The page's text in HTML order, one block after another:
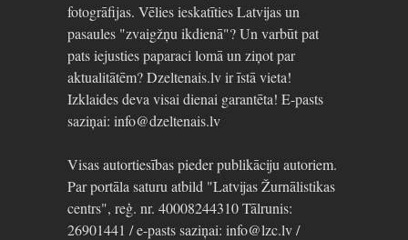
fotogrāfijas. Vēlies ieskatīties Latvijas un
pasaules "zvaigžņu ikdienā"? Un varbūt pat
pats iejusties paparaci lomā un ziņot par
aktualitātēm? Dzeltenais.lv ir īstā vieta!
Izklaides deva visai dienai garantēta! E-pasts
saziņai: info@dzeltenais.lv
Visas autortiesības pieder publikāciju autoriem.
Par portāla saturu atbild "Latvijas Žurnālistikas
centrs", reģ. nr. 40008244310 Tālrunis:
26901441 / e-pasts saziņai: info@lzc.lv /